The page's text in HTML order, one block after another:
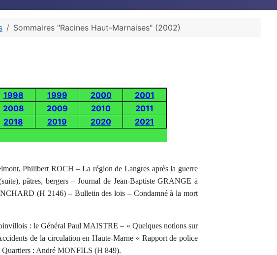
Sommaires "Racines Haut-Marnaises" (2002)
1998 1999 2000
2001
2008 2009 2010
2011
2018 2019 2020
2021
Philibert ROCH – La région de Langres après la guerre
pâtres, bergers – Journal de Jean-Baptiste GRANGE à
(H 2146) – Bulletin des lois – Condamné à la mort
: le Général Paul MAISTRE – « Quelques notions sur
de la circulation en Haute-Marne « Rapport de police
Quartiers : André MONFILS (H 849).